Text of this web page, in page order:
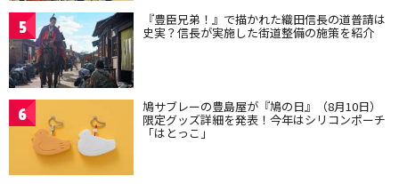
5 『豊臣兄弟！』で描かれた織田信長の道普請は
史実？信長が実施した街道整備の施策を紹介
6 鳩サブレーの豊島屋が『鳩の日』（8月10日）
限定グッズ詳細を発表！今年はシリコンポーチ
「はとっこ」